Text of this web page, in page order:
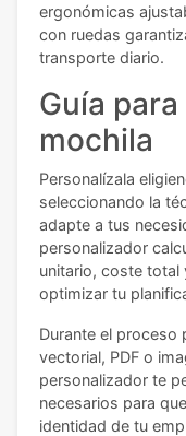
ergonómicas
con ruedas
transporte diario.
Guía
mochila
Personalízala
seleccionando la
adapte a tus
personalizador
unitario, coste total
optimizar tu
Durante el proceso
vectorial, PDF o
personalizador te
necesarios para
identidad de tu